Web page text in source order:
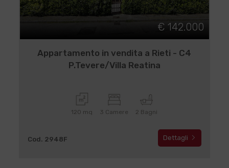
€ 142.000
Appartamento in vendita a Rieti - C4
P.Tevere/Villa Reatina
120 mq 3 Camere 2 Bagni
Cod. 2948F Dettagli